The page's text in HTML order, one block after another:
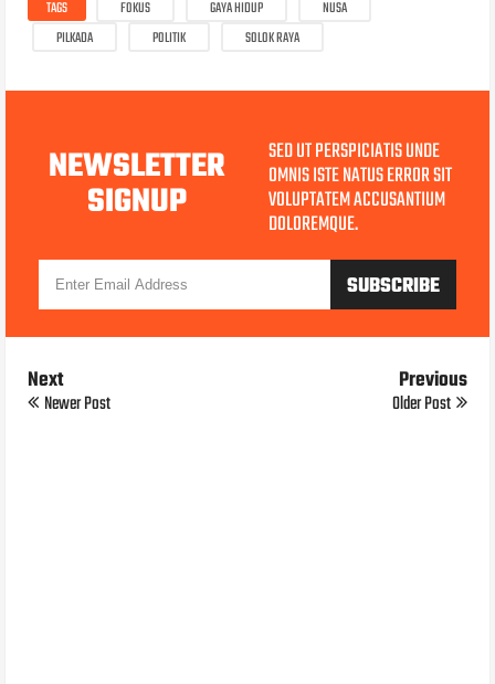
TAGS FOKUS GAYA HIDUP
NUSA
PILKADA
POLITIK SOLOK RAYA
NEWSLETTER
SIGNUP
SED UT PERSPICIATIS UNDE
OMNIS ISTE NATUS ERROR SIT
VOLUPTATEM ACCUSANTIUM
DOLOREMQUE.
Next
Newer Post
Previous
Older Post